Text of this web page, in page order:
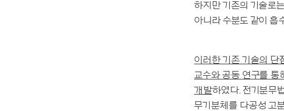
하지만 기존의 기술로
아니라 수분도 같이 흡
이러한 기존 기술의 단
교수와 공동 연구를 통
개발하였다. 전기분무
무기분체를 다공성 고